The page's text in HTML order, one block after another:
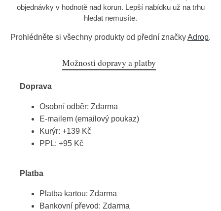
objednávky v hodnotě nad korun. Lepší nabídku už na trhu
hledat nemusíte.
Prohlédněte si všechny produkty od přední značkyAdrop.
Možnosti dopravy a platby
Doprava
Osobní odběr: Zdarma
E-mailem (emailový poukaz)
Kurýr: +139 Kč
PPL: +95 Kč
Platba
Platba kartou: Zdarma
Bankovní převod: Zdarma